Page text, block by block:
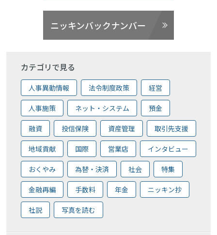
ニッキンバックナンバー
カテゴリで見る
人事異動情報 法令制度政策 経営
人事施策 ネット・システム 預金
融資 投信保険 資産管理 取引先支援
地域貢献 国際 営業店 インタビュー
おくやみ 為替・決済 社会 特集
金融再編 手数料 年金 ニッキン抄
社説 写真を読む